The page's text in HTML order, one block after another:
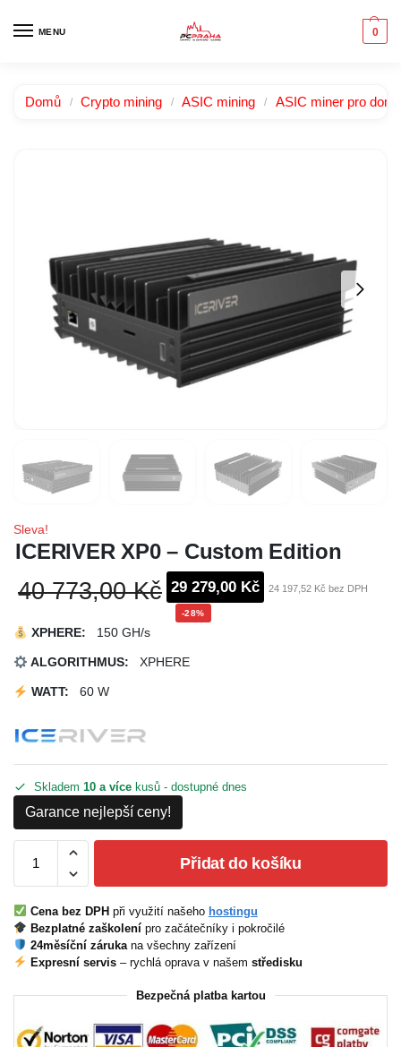
MENU 0
Domů / Crypto mining / ASIC mining / ASIC miner pro
Sleva!
ICERIVER XP0 – Custom Edition
40 773,00 Kč 29 279,00 Kč 24 197,52 Kč bez DPH
-28%
XPHERE: 150 GH/s
ALGORITHMUS: XPHERE
WATT: 60 W
Skladem 10 a více kusů - dostupné dnes
Garance nejlepší ceny!
Přidat do košíku
Cena bez DPH při využití našeho hostingu
Bezplatné zaškolenípro začátečníky i pokročilé
24měsíční zárukana všechny zařízení
Expresní servis– rychlá oprava v našem středisku
Bezpečná platba kartou